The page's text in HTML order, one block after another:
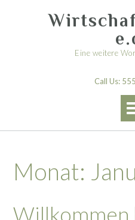
Eine weitere
Call Us:
Monat:
Willkommen